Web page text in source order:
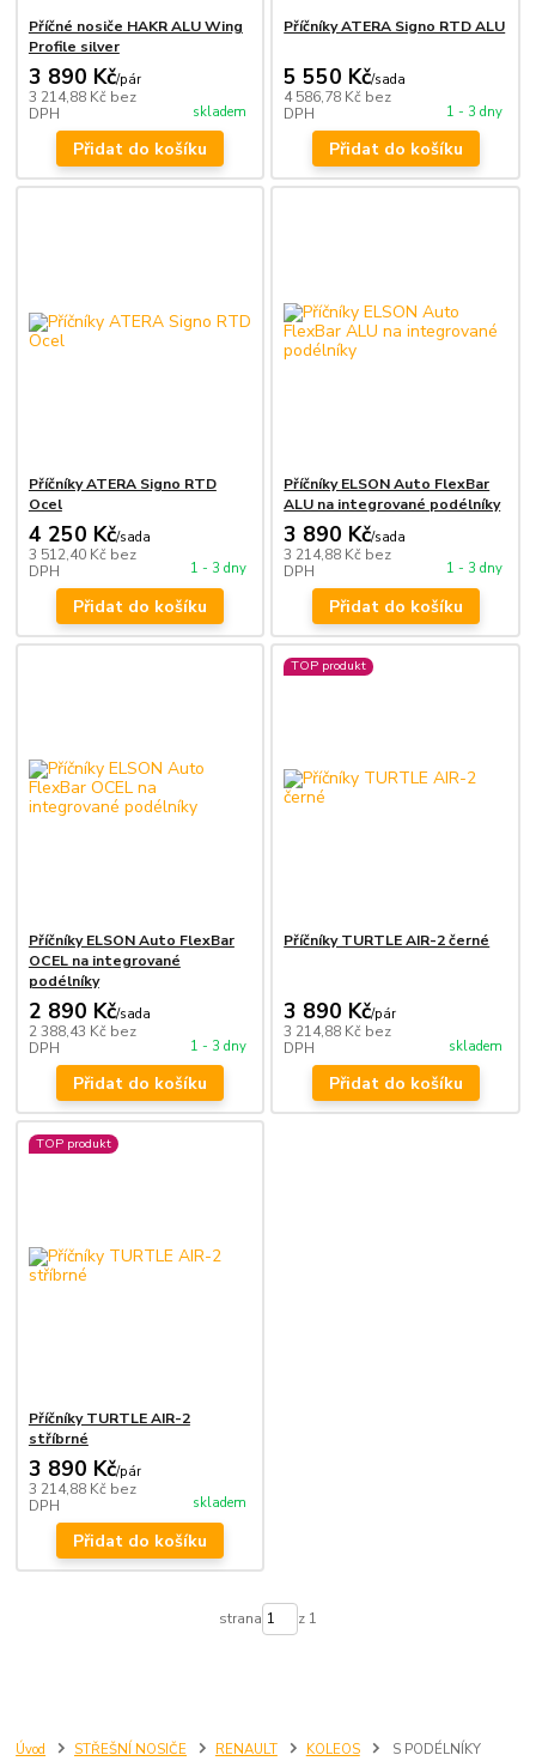
Úvod STŘEŠNÍ NOSIČE RENAULT KOLEOS
S PODÉLNÍKY
Příčné nosiče HAKR ALU Wing
Profile silver
3 890 Kč/pár
3 214,88 Kč bez
DPH
skladem
Přidat do košíku
Příčníky ATERA Signo RTD ALU
5 550 Kč/sada
4 586,78 Kč bez
DPH
1 - 3 dny
Přidat do košíku
Příčníky ATERA Signo RTD
Ocel
4 250 Kč/sada
3 512,40 Kč bez
DPH
1 - 3 dny
Přidat do košíku
Příčníky ELSON Auto FlexBar
ALU na integrované podélníky
3 890 Kč/sada
3 214,88 Kč bez
DPH
1 - 3 dny
Přidat do košíku
Příčníky ELSON Auto FlexBar
OCEL na integrované
podélníky
2 890 Kč/sada
2 388,43 Kč bez
DPH
1 - 3 dny
Přidat do košíku
TOP produkt
Příčníky TURTLE AIR-2 černé
3 890 Kč/pár
3 214,88 Kč bez
DPH
skladem
Přidat do košíku
TOP produkt
Příčníky TURTLE AIR-2
stříbrné
3 890 Kč/pár
3 214,88 Kč bez
DPH
skladem
Přidat do košíku
strana z 1